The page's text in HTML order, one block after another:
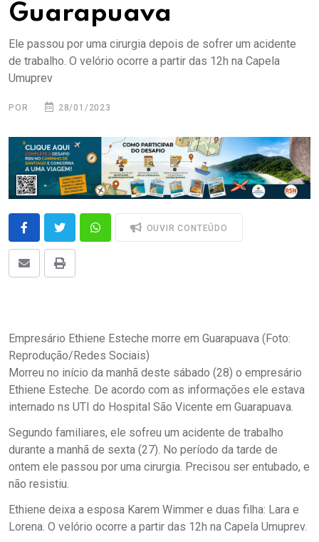
Guarapuava
Ele passou por uma cirurgia depois de sofrer um acidente
de trabalho. O velório ocorre a partir das 12h na Capela
Umuprev
POR 28/01/2023
OUVIR CONTEÚDO
Empresário Ethiene Esteche morre em Guarapuava (Foto:
Reprodução/Redes Sociais)
Morreu no início da manhã deste sábado (28) o empresário
Ethiene Esteche. De acordo com as informações ele estava
internado ns UTI do Hospital São Vicente em Guarapuava.
Segundo familiares, ele sofreu um acidente de trabalho
durante a manhã de sexta (27). No período da tarde de
ontem ele passou por uma cirurgia. Precisou ser entubado, e
não resistiu.
Ethiene deixa a esposa Karem Wimmer e duas filha: Lara e
Lorena. O velório ocorre a partir das 12h na Capela Umuprev.